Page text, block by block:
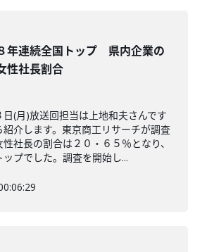
年連続全国トップ 県内企業の
性社長割合
日(月)放送回担当は上地和夫さんです
介します。東京商工リサーチが調査
社長の割合は２０・６５％となり、
プでした。調査を開始し...